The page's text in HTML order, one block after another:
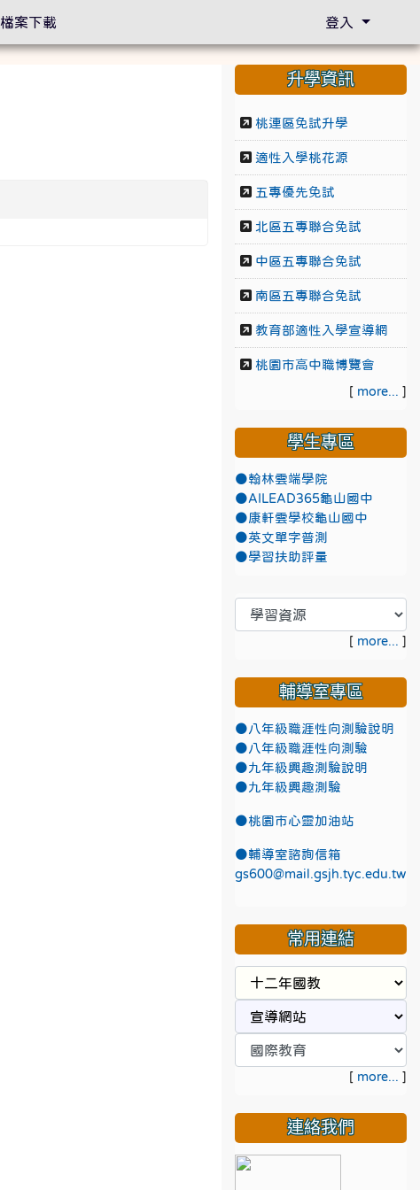
升學資訊
桃連區免試升學
適性入學桃花源
五專優先免試
北區五專聯合免試
中區五專聯合免試
南區五專聯合免試
教育部適性入學宣導網
桃園市高中職博覽會
[ more... ]
學生專區
●翰林雲端學院
●AILEAD365龜山國中
●康軒雲學校龜山國中
●英文單字普測
●學習扶助評量
[ more... ]
輔導室專區
●八年級職涯性向測驗說明
●八年級職涯性向測驗
●九年級興趣測驗說明
●九年級興趣測驗
●桃園市心靈加油站
●輔導室諮詢信箱
gs600@mail.gsjh.tyc.edu.tw
常用連結
[ more... ]
連絡我們
檔案下載 登入